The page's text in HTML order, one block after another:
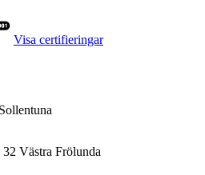
Visa certifieringar
Västra Frölunda